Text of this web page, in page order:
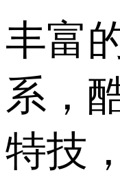
丰富
系，
特技